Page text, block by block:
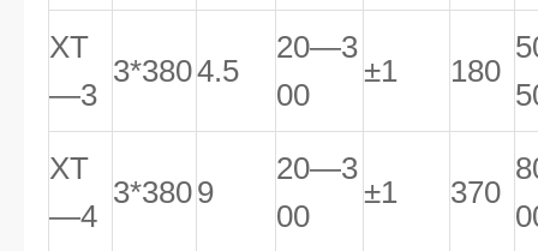
XT
—3
3*3804.5
20—3
00
±1 180
XT
—4
3*3809
20—3
00
±1 370